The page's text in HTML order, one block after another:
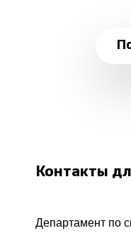
Контакты
Департамент по